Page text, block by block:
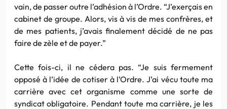
vain, de passer outre l’adhésion à l’Ordre. “J’exerçais en
cabinet de groupe. Alors, vis à vis de mes confrères, et
de mes patients, j’avais finalement décidé de ne pas
faire de zèle et de payer.”
Cette fois-ci, il ne cédera pas. “Je suis fermement
opposé à l’idée de cotiser à l’Ordre. J’ai vécu toute ma
carrière avec cet organisme comme une sorte de
syndicat obligatoire. Pendant toute ma carrière, je les